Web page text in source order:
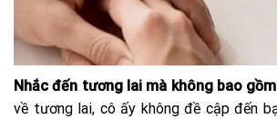
Nhắc đến tương lai mà không bao
về tương lai, cô ấy không đề cập đến